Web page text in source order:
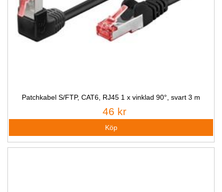
Patchkabel S/FTP, CAT6, RJ45 1 x vinklad 90°, svart 3 m
46 kr